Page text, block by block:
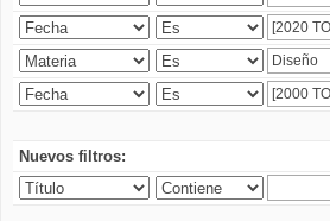
Nuevos filtros: